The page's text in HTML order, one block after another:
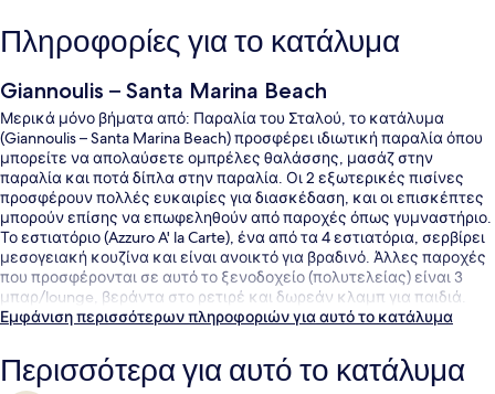
Πληροφορίες για το κατάλυμα
Giannoulis – Santa Marina Beach
Μερικά μόνο βήματα από: Παραλία του Σταλού, το κατάλυμα
(Giannoulis – Santa Marina Beach) προσφέρει ιδιωτική παραλία όπου
μπορείτε να απολαύσετε ομπρέλες θαλάσσης, μασάζ στην
παραλία και ποτά δίπλα στην παραλία. Οι 2 εξωτερικές πισίνες
προσφέρουν πολλές ευκαιρίες για διασκέδαση, και οι επισκέπτες
μπορούν επίσης να επωφεληθούν από παροχές όπως γυμναστήριο.
Το εστιατόριο (Azzuro A' la Carte), ένα από τα 4 εστιατόρια, σερβίρει
μεσογειακή κουζίνα και είναι ανοικτό για βραδινό. Άλλες παροχές
που προσφέρονται σε αυτό το ξενοδοχείο (πολυτελείας) είναι 3
μπαρ/lounge, βεράντα στο ρετιρέ και δωρεάν κλαμπ για παιδιά.
Εμφάνιση περισσότερων πληροφοριών για αυτό το κατάλυμα
Περισσότερα για αυτό το κατάλυμα